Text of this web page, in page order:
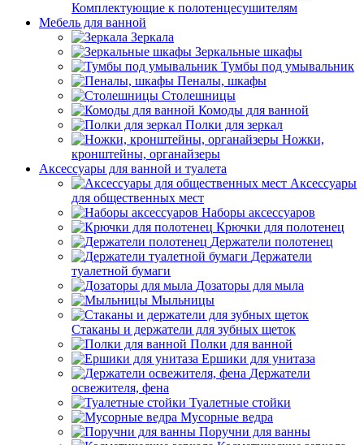
Комплектующие к полотенцесушителям
Мебель для ванной
Зеркала
Зеркальные шкафы
Тумбы под умывальник
Пеналы, шкафы
Столешницы
Комоды для ванной
Полки для зеркал
Ножки,
кронштейны, органайзеры
Аксессуары для ванной и туалета
Аксессуары
для общественных мест
Наборы аксессуаров
Крючки для полотенец
Держатели полотенец
Держатели
туалетной бумаги
Дозаторы для мыла
Мыльницы
Стаканы и держатели для зубных щеток
Полки для ванной
Ершики для унитаза
Держатели
освежителя, фена
Туалетные стойки
Мусорные ведра
Поручни для ванны